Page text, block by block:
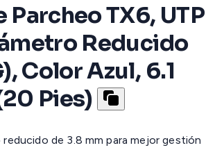
Parcheo TX6, UTP
Reducido
Color Azul, 6.1
Pies)
reducido de 3.8 mm para mejor gestión